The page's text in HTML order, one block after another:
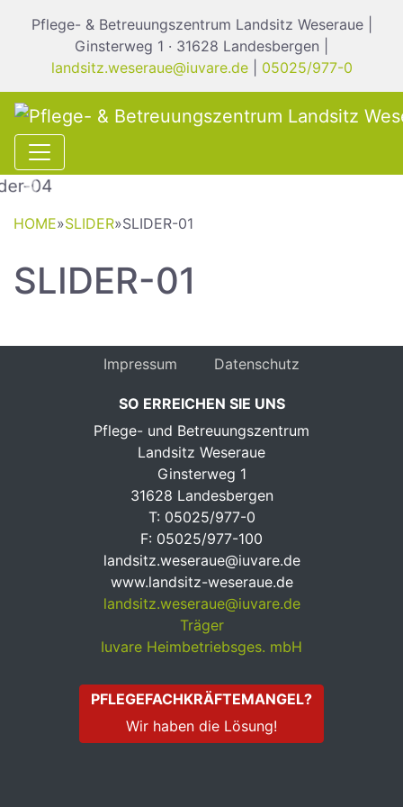
Pflege- & Betreuungszentrum Landsitz Weseraue |
Ginsterweg 1 · 31628 Landesbergen |
landsitz.weseraue@iuvare.de| 05025/977-0
Previous
HOME»SLIDER»SLIDER-01
SLIDER-01
Impressum Datenschutz
SO ERREICHEN SIE UNS
Pflege- und Betreuungszentrum
Landsitz Weseraue
Ginsterweg 1
31628 Landesbergen
T: 05025/977-0
F: 05025/977-100
landsitz.weseraue@iuvare.de
www.landsitz-weseraue.de
landsitz.weseraue@iuvare.de
Träger
Iuvare Heimbetriebsges. mbH
PFLEGEFACHKRÄFTEMANGEL?
Wir haben die Lösung!